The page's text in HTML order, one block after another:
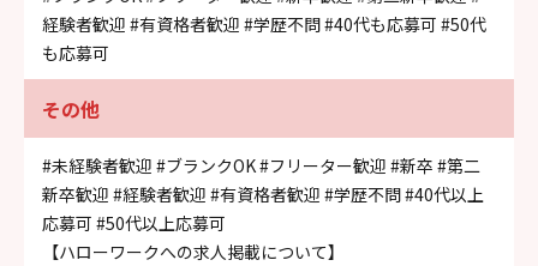
経験者歓迎 #有資格者歓迎 #学歴不問#40代も応募可 #50代
も応募可
その他
#未経験者歓迎 #ブランクOK#フリーター歓迎 #新卒 #第二
新卒歓迎 #経験者歓迎 #有資格者歓迎 #学歴不問#40代以上
応募可 #50代以上応募可
【ハローワークへの求人掲載について】